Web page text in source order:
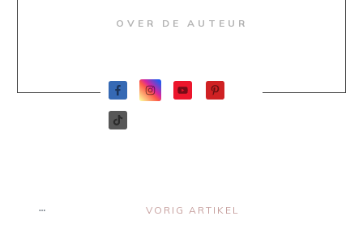
OVER DE AUTEUR
VORIG ARTIKEL